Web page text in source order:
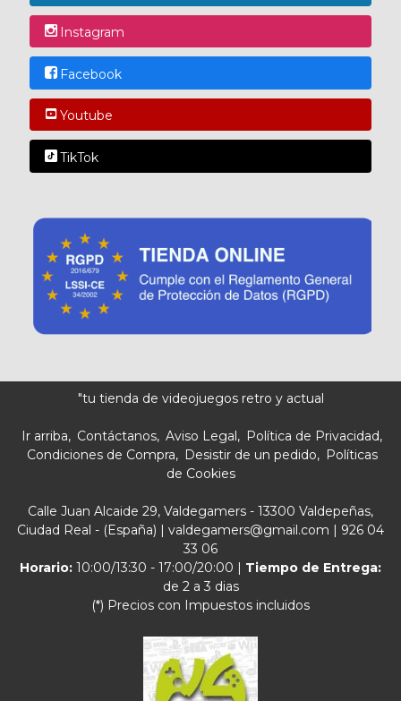
Instagram
Facebook
Youtube
TikTok
"tu tienda de videojuegos retro y actual
Ir arriba Contáctanos Aviso Legal
Política de Privacidad
Condiciones de Compra
Desistir de un pedido
Políticas
de Cookies
Calle Juan Alcaide 29, Valdegamers - 13300 Valdepeñas,
Ciudad Real - (España) | valdegamers@gmail.com | 926 04
33 06
Horario: 10:00/13:30 - 17:00/20:00 | Tiempo de Entrega:
de 2 a 3 dias
(*) Precios con Impuestos incluidos